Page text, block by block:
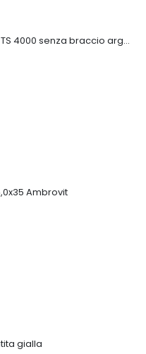
Chiudiporta Geze TS 4000 senza braccio argento v1
Ambrovit
gialla